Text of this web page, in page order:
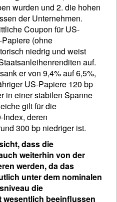
wurden und 2. die hohen
der Unternehmen.
Coupon für US-
(ohne
niedrig und weist
auf.
er von 9,4% auf 6,5%,
US-Papiere 120 bp
in einer stabilen Spanne
gilt für die
Index, deren
300 bp niedriger ist.
dass die
weiterhin von der
werden, da das
unter dem nominalen
die
beeinflussen
in Übereinstimmung
Registrieren